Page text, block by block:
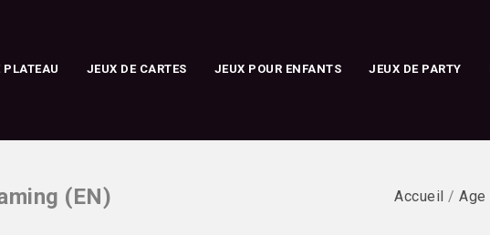
PLATEAU JEUX DE CARTES JEUX POUR ENFANTS JEUX DE PARTY
(EN) Accueil / Age